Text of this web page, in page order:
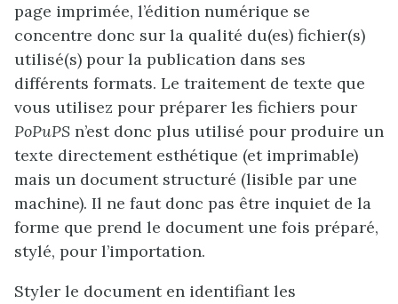
page imprimée, l’édition numérique se
concentre donc sur la qualité du(es) fichier(s)
utilisé(s) pour la publication dans ses
différents formats. Le traitement de texte que
vous utilisez pour préparer les fichiers pour
PoPuPS n’est donc plus utilisé pour produire un
texte directement esthétique (et imprimable)
mais un document structuré (lisible par une
machine). Il ne faut donc pas être inquiet de la
forme que prend le document une fois préparé,
stylé, pour l’importation.
Styler le document en identifiant les